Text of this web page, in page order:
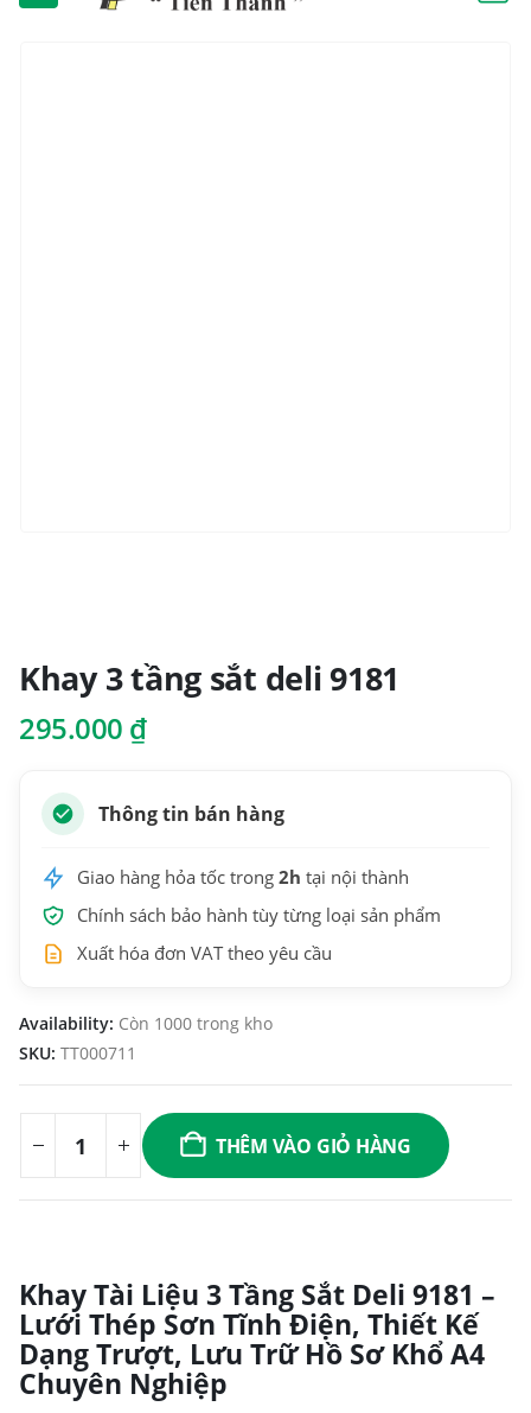
Khay 3 tầng sắt deli 9181
295.000 ₫
Thông tin bán hàng
Giao hàng hỏa tốc trong 2h tại nội thành
Chính sách bảo hành tùy từng loại sản phẩm
Xuất hóa đơn VAT theo yêu cầu
Availability: Còn 1000 trong kho
SKU: TT000711
THÊM VÀO GIỎ HÀNG
Khay Tài Liệu 3 Tầng Sắt Deli 9181 –
Lưới Thép Sơn Tĩnh Điện, Thiết Kế
Dạng Trượt, Lưu Trữ Hồ Sơ Khổ A4
Chuyên Nghiệp